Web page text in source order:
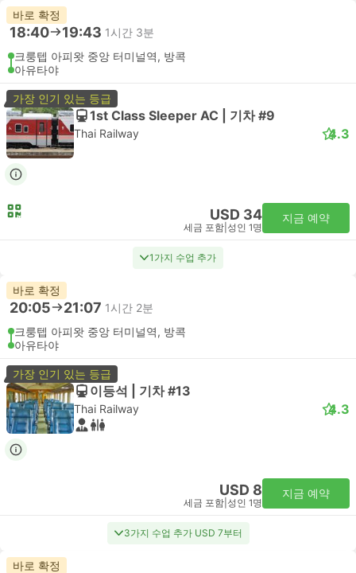
바로 확정
18:40 19:43 1시간 3분
크룽텝 아피왓 중앙 터미널역, 방콕
아유타야
가장 인기 있는 등급
1st Class Sleeper AC | 기차 #9
Thai Railway 4.3
USD 34
세금 포함 성인 1명
지금 예약
1가지 수업 추가
바로 확정
20:05 21:07 1시간 2분
크룽텝 아피왓 중앙 터미널역, 방콕
아유타야
가장 인기 있는 등급
이등석 | 기차 #13
Thai Railway 4.3
USD 8
세금 포함 성인 1명
지금 예약
3가지 수업 추가 USD 7부터
바로 확정